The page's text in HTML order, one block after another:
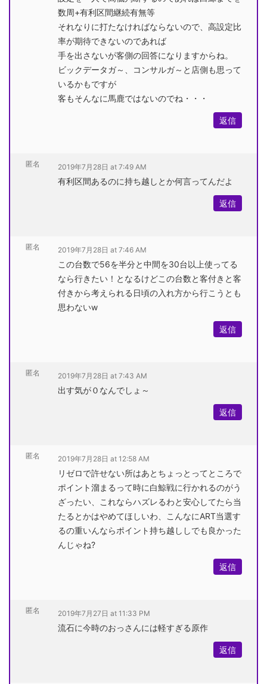
数周+有利区間継続有無等
それなりに打たなければならないので、高設定比
率が期待できないのであれば
手を出さないが客側の回答になりますからね。
ビックデータガ～、コンサルガ～と店側も思って
いるかもですが
客もそんなに馬鹿ではないのでね・・・
返信
匿名 2019年7月28日 at 7:49 AM
有利区間あるのに持ち越しとか何言ってんだよ
返信
匿名 2019年7月28日 at 7:46 AM
この台数で56を半分と中間を30台以上使ってる
なら行きたい！となるけどこの台数と客付きと客
付きから考えられる日頃の入れ方から行こうとも
思わないw
返信
匿名 2019年7月28日 at 7:43 AM
出す気が０なんでしょ～
返信
匿名 2019年7月28日 at 12:58 AM
リゼロで許せない所はあとちょっとってところで
ポイント溜まるって時に白鯨戦に行かれるのがう
ざったい、これならハズレるわと安心してたら当
たるとかはやめてほしいわ、こんなにART当選す
るの重いんならポイント持ち越ししでも良かった
んじゃね?
返信
匿名 2019年7月27日 at 11:33 PM
流石に今時のおっさんには軽すぎる原作
返信